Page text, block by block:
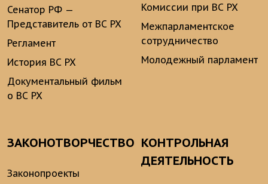
Сенатор РФ —
Представитель от ВС РХ
Регламент
История ВС РХ
Документальный фильм
о ВС РХ
Комиссии при ВС РХ
Межпарламентское
сотрудничество
Молодежный парламент
ЗАКОНОТВОРЧЕСТВО
Законопроекты
КОНТРОЛЬНАЯ
ДЕЯТЕЛЬНОСТЬ